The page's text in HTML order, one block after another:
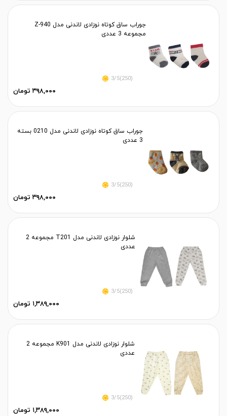
جوراب ساق کوتاه نوزادی لاندنی مدل Z-940
مجموعه 3 عددی
(250)3/5
۳۹۸,۰۰۰ تومان
جوراب ساق کوتاه نوزادی لاندنی مدل 0210 بسته
3 عددی
(250)3/5
۳۹۸,۰۰۰ تومان
شلوار نوزادی لاندنی مدل T201 مجموعه 2
عددی
(250)3/5
۱,۳۸۹,۰۰۰ تومان
شلوار نوزادی لاندنی مدل K901 مجموعه 2
عددی
(250)3/5
۱,۳۸۹,۰۰۰ تومان